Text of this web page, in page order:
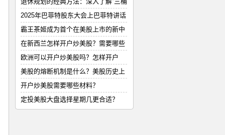
2025年巴菲特股东大会上巴菲特讲
2025年巴菲特股东大会上巴菲特讲话
和
霸王茶姬成为首个在美股上市的新中
式
在新西兰怎样开户炒美股？需要哪些
材
欧洲可以开户炒美股吗？怎样开户
美股的熔断机制是什么？美股历史上
的
开户炒美股需要哪些材料？
定投美股大盘选择星期几更合适？